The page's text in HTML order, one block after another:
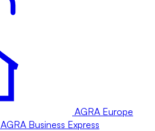
AGRA Europe
AGRA Business Express